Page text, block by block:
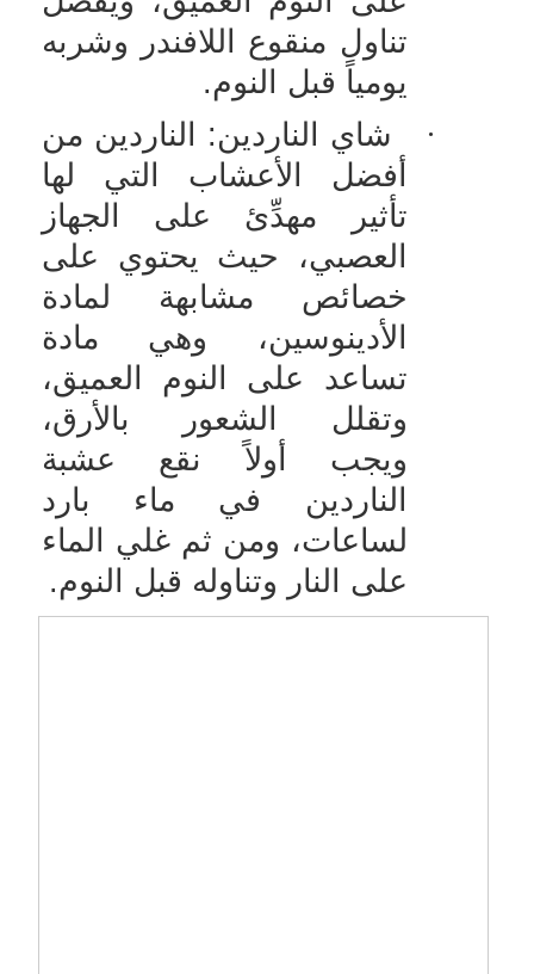
تناول منقوع اللافندر وشربه
يومياً قبل النوم.
·
شاي الناردين: الناردين من
أفضل الأعشاب التي لها
تأثير مهدِّئ على الجهاز
العصبي، حيث يحتوي على
خصائص مشابهة لمادة
الأدينوسين، وهي مادة
تساعد على النوم العميق،
وتقلل الشعور بالأرق،
ويجب أولاً نقع عشبة
الناردين في ماء بارد
لساعات، ومن ثم غلي الماء
على النار وتناوله قبل النوم.